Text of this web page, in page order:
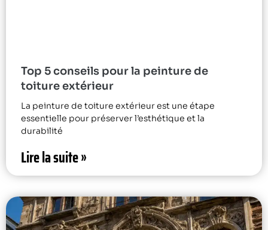
Top 5 conseils pour la peinture de
toiture extérieur
La peinture de toiture extérieur est une étape
essentielle pour préserver l’esthétique et la
durabilité
Lire la suite »